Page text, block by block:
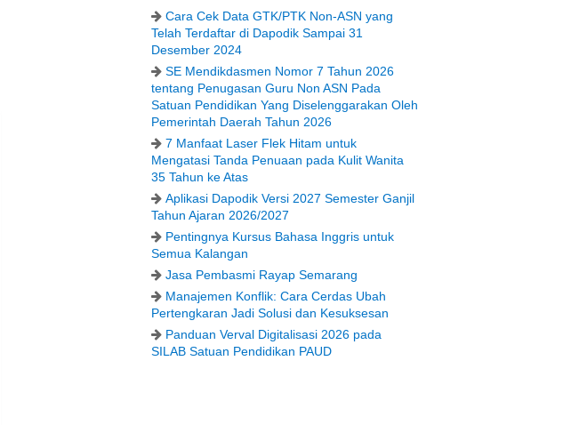
Cara Cek Data GTK/PTK Non-ASN yang
Telah Terdaftar di Dapodik Sampai 31
Desember 2024
SE Mendikdasmen Nomor 7 Tahun 2026
tentang Penugasan Guru Non ASN Pada
Satuan Pendidikan Yang Diselenggarakan Oleh
Pemerintah Daerah Tahun 2026
7 Manfaat Laser Flek Hitam untuk
Mengatasi Tanda Penuaan pada Kulit Wanita
35 Tahun ke Atas
Aplikasi Dapodik Versi 2027 Semester Ganjil
Tahun Ajaran 2026/2027
Pentingnya Kursus Bahasa Inggris untuk
Semua Kalangan
Jasa Pembasmi Rayap Semarang
Manajemen Konflik: Cara Cerdas Ubah
Pertengkaran Jadi Solusi dan Kesuksesan
Panduan Verval Digitalisasi 2026 pada
SILAB Satuan Pendidikan PAUD